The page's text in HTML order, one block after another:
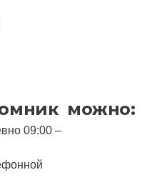
можно:
09:00 –